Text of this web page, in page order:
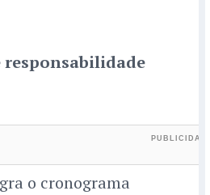
responsabilidade
o cronograma